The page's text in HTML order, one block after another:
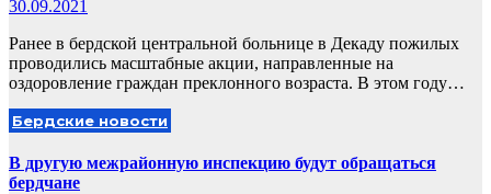
30.09.2021
Ранее в бердской центральной больнице в Декаду пожилых
проводились масштабные акции, направленные на
оздоровление граждан преклонного возраста. В этом году…
Бердские новости
В другую межрайонную инспекцию будут обращаться
бердчане